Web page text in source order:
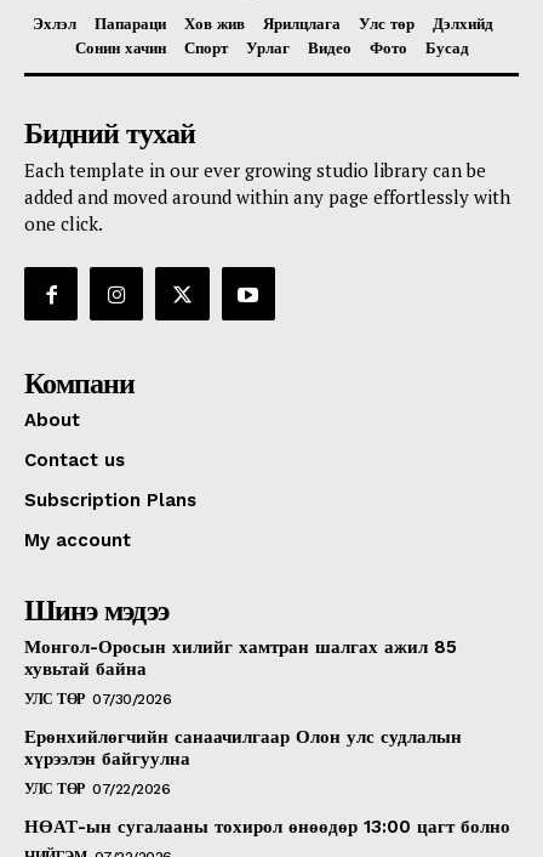
Эхлэл Папараци Хов жив Ярилцлага Улс төр
Дэлхийд
Сонин хачин
Спорт Урлаг Видео Фото Бусад
Бидний тухай
Each template in our ever growing studio library can be
added and moved around within any page effortlessly with
one click.
Компани
About
Contact us
Subscription Plans
My account
Шинэ мэдээ
Монгол-Оросын хилийг хамтран шалгах ажил 85
хувьтай байна
УЛС ТӨР 07/30/2026
Ерөнхийлөгчийн санаачилгаар Олон улс судлалын
хүрээлэн байгуулна
УЛС ТӨР 07/22/2026
НӨАТ-ын сугалааны тохирол өнөөдөр 13:00 цагт болно